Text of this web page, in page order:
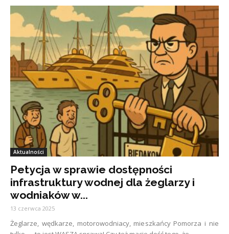
Aktualności
Petycja w sprawie dostępności
infrastruktury wodnej dla żeglarzy i
wodniaków w...
13 czerwca 2025
Żeglarze, wędkarze, motorowodniacy, mieszkańcy Pomorza i nie